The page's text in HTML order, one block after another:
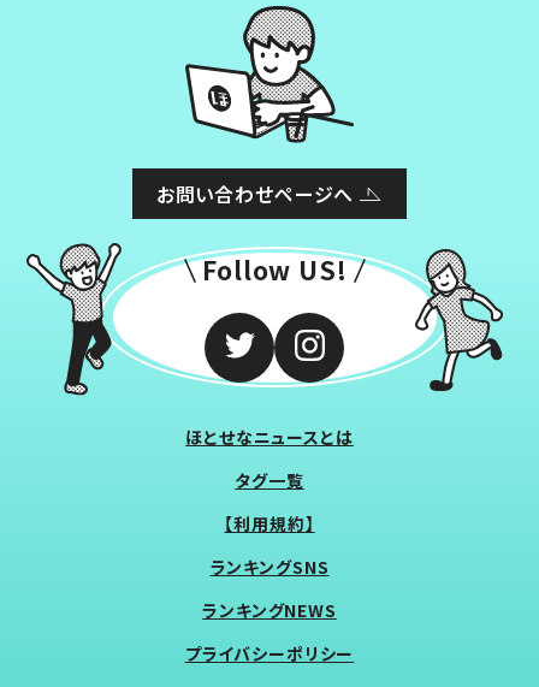
お問い合わせページへ
Follow US!
ほとせなニュースとは
タグ一覧
【利用規約】
ランキングSNS
ランキングNEWS
プライバシーポリシー